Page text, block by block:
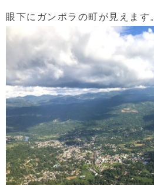
眼下にガンポラの町が見えます。